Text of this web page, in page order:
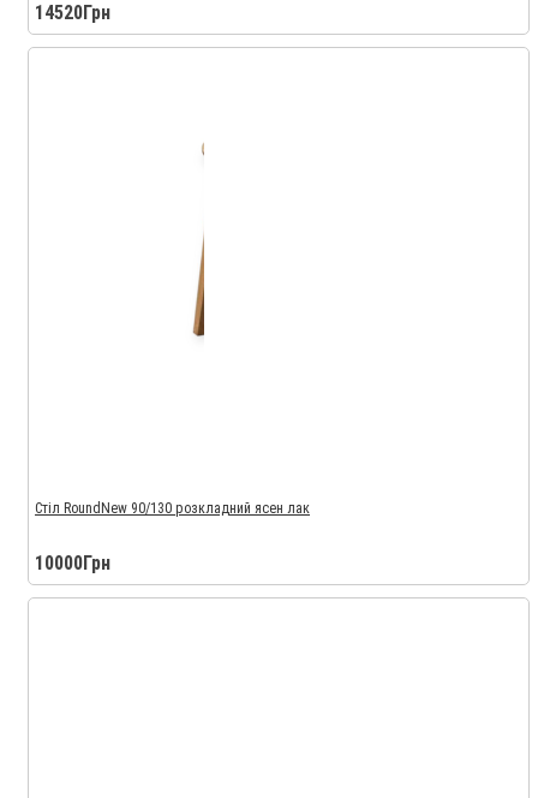
14520Грн
Стіл RoundNew 90/130 розкладний ясен лак
10000Грн